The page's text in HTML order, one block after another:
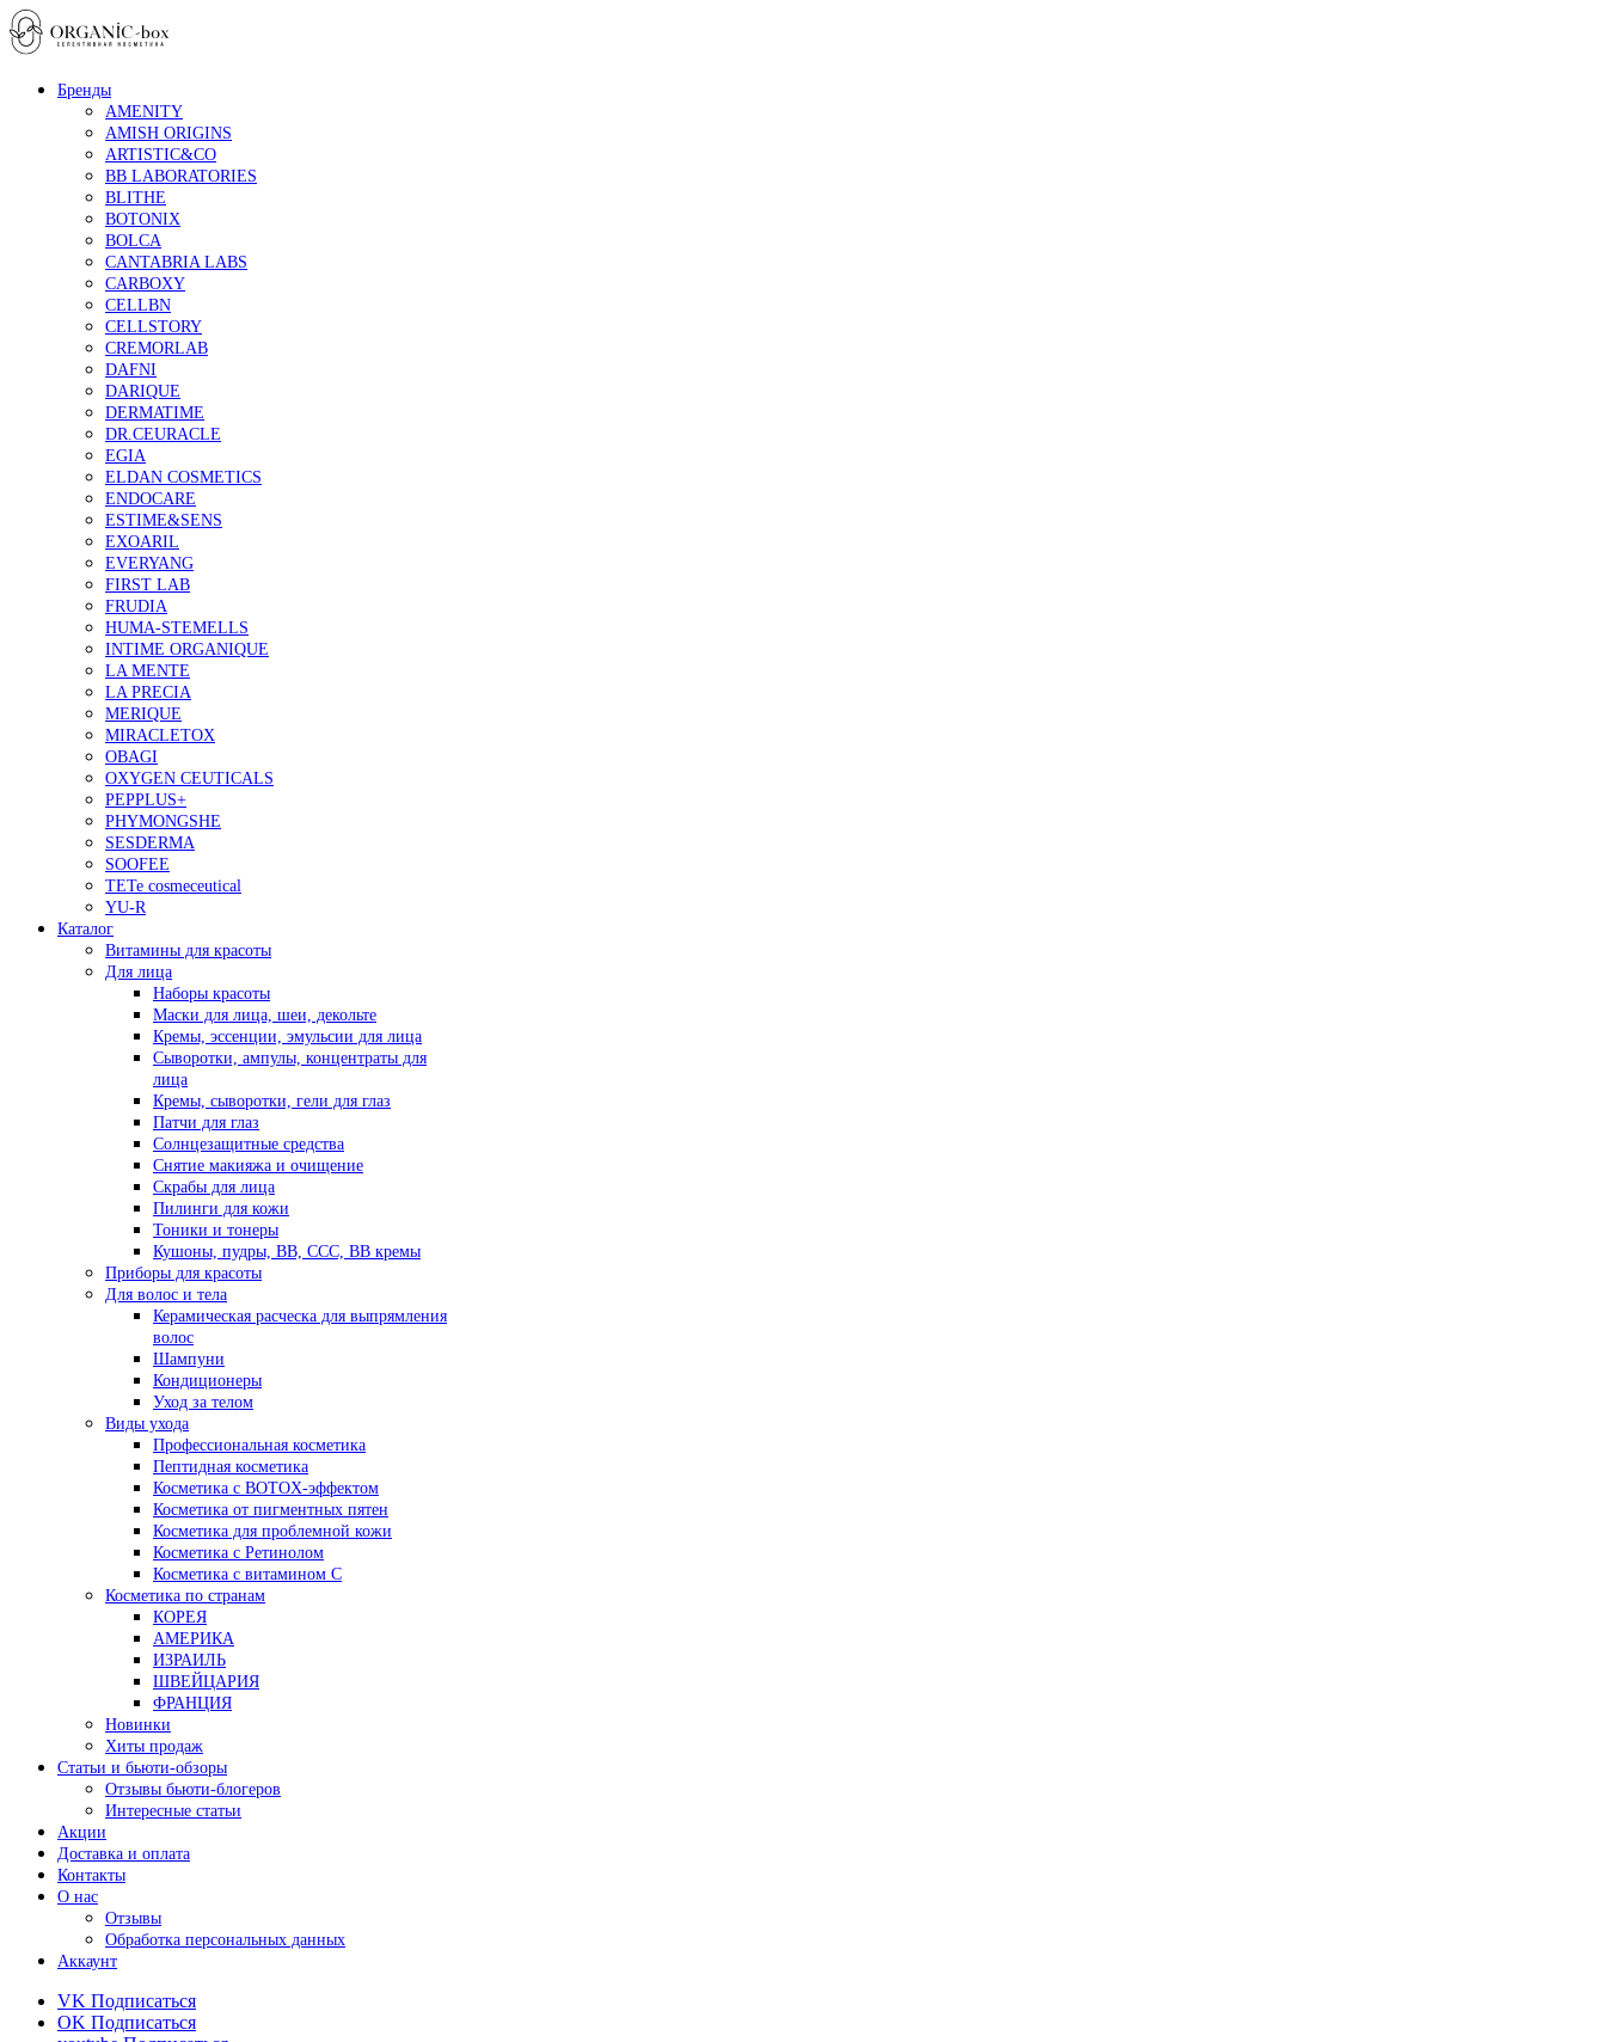
Бренды
AMENITY
AMISH ORIGINS
ARTISTIC&CO
BB LABORATORIES
BLITHE
BOTONIX
BOLCA
CANTABRIA LABS
CARBOXY
CELLBN
CELLSTORY
CREMORLAB
DAFNI
DARIQUE
DERMATIME
DR.CEURACLE
EGIA
ELDAN COSMETICS
ENDOCARE
ESTIME&SENS
EXOARIL
EVERYANG
FIRST LAB
FRUDIA
HUMA-STEMELLS
INTIME ORGANIQUE
LA MENTE
LA PRECIA
MERIQUE
MIRACLETOX
OBAGI
OXYGEN CEUTICALS
PEPPLUS+
PHYMONGSHE
SESDERMA
SOOFEE
TETe cosmeceutical
YU-R
Каталог
Витамины для красоты
Для лица
Наборы красоты
Маски для лица, шеи, декольте
Кремы, эссенции, эмульсии для лица
Сыворотки, ампулы, концентраты для
лица
Кремы, сыворотки, гели для глаз
Патчи для глаз
Солнцезащитные средства
Снятие макияжа и очищение
Скрабы для лица
Пилинги для кожи
Тоники и тонеры
Кушоны, пудры, ВВ, ССС, ВВ кремы
Приборы для красоты
Для волос и тела
Керамическая расческа для выпрямления
волос
Шампуни
Кондиционеры
Уход за телом
Виды ухода
Профессиональная косметика
Пептидная косметика
Косметика с BOTOX-эффектом
Косметика от пигментных пятен
Косметика для проблемной кожи
Косметика с Ретинолом
Косметика с витамином С
Косметика по странам
КОРЕЯ
АМЕРИКА
ИЗРАИЛЬ
ШВЕЙЦАРИЯ
ФРАНЦИЯ
Новинки
Хиты продаж
Статьи и бьюти-обзоры
Отзывы бьюти-блогеров
Интересные статьи
Акции
Доставка и оплата
Контакты
О нас
Отзывы
Обработка персональных данных
Аккаунт
VK Подписаться
OK Подписаться